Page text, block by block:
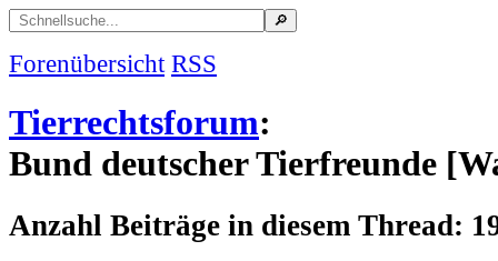
Forenübersicht RSS
Tierrechtsforum:
Bund deutscher Tierfreunde
Anzahl Beiträge in diesem Thread: